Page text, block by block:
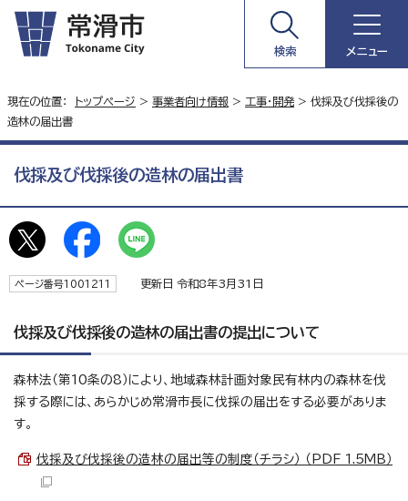
検索 メニュー
現在の位置： トップページ > 事業者向け情報 > 工事・開発 > 伐採及び伐採後の
造林の届出書
伐採及び伐採後の造林の届出書
ページ番号1001211 更新日 令和8年3月31日
伐採及び伐採後の造林の届出書の提出について
森林法（第10条の8）により、地域森林計画対象民有林内の森林を伐
採する際には、あらかじめ常滑市長に伐採の届出をする必要がありま
す。
伐採及び伐採後の造林の届出等の制度（チラシ） （PDF 1.5MB）